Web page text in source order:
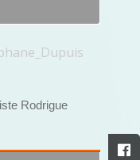
Rodrigue